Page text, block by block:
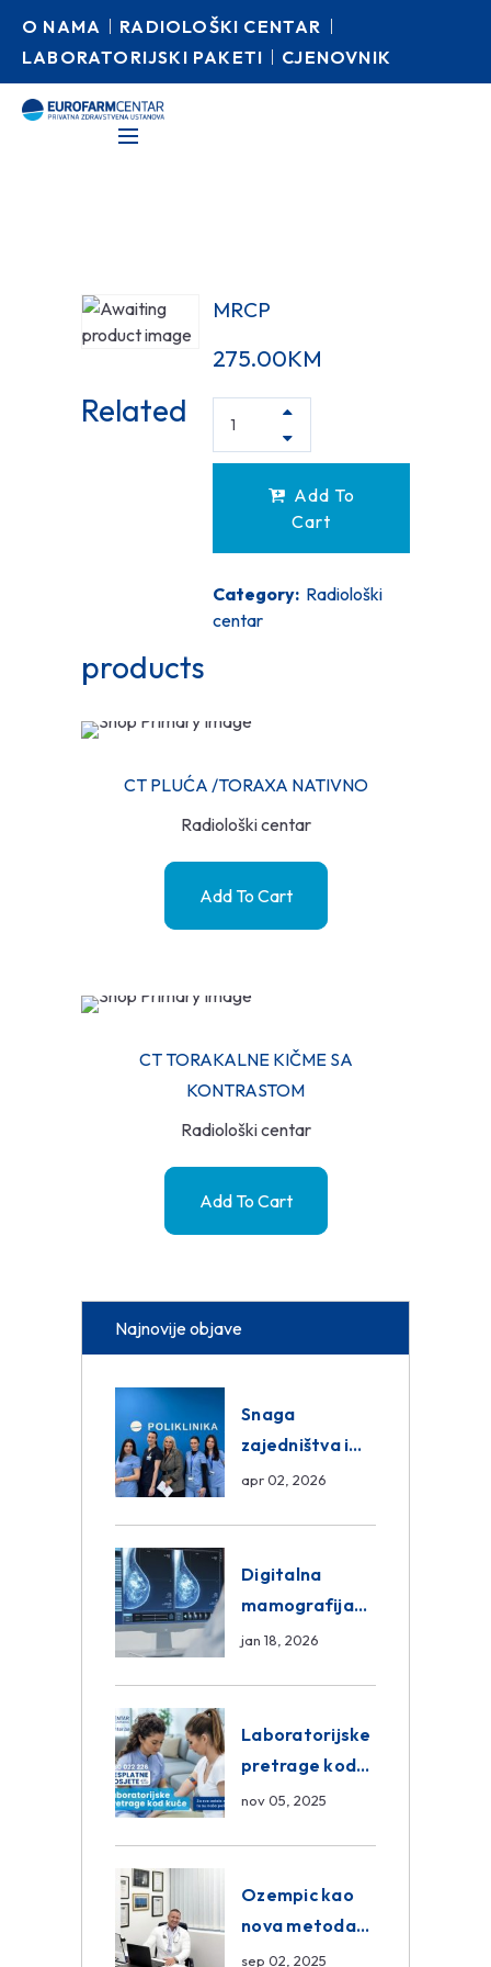
O NAMA
RADIOLOŠKI CENTAR
LABORATORIJSKI PAKETI
CJENOVNIK
MRCP
275.00KM
Add To
Cart
Category: Radiološki
centar
Related
products
CT PLUĆA /TORAXA NATIVNO
Radiološki centar
Add To Cart
CT TORAKALNE KIČME SA
KONTRASTOM
Radiološki centar
Add To Cart
Najnovije objave
Snaga
zajedništva i
razmjena
Group
apr 02, 2026
Digitalna
mamografija
Sarajevo –
Centar
Poliklinika
jan 18, 2026
Laboratorijske
pretrage kod
kuće – novo u
Poliklinici
nov 05, 2025
Ozempic kao
nova metoda
mršavljenja: da
sep 02, 2025